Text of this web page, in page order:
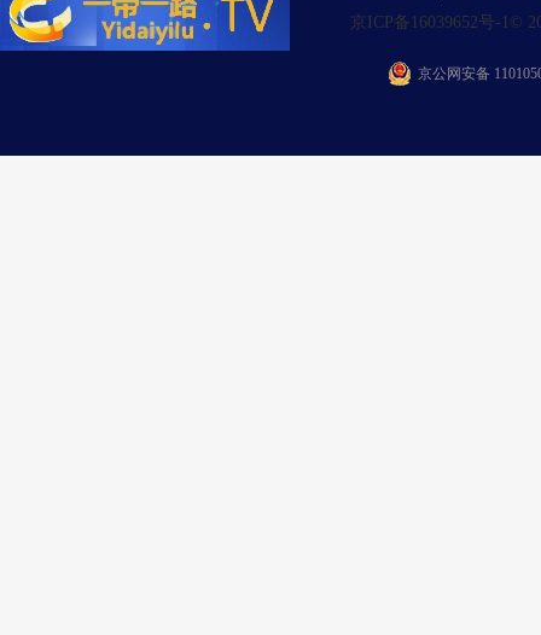
京ICP备16039652号-1©
京公网安备